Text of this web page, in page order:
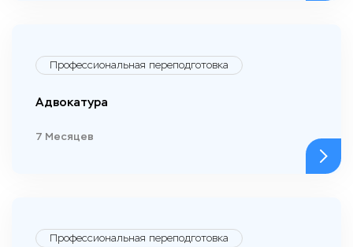
Профессиональная переподготовка
Адвокатура
7 Месяцев
Профессиональная переподготовка